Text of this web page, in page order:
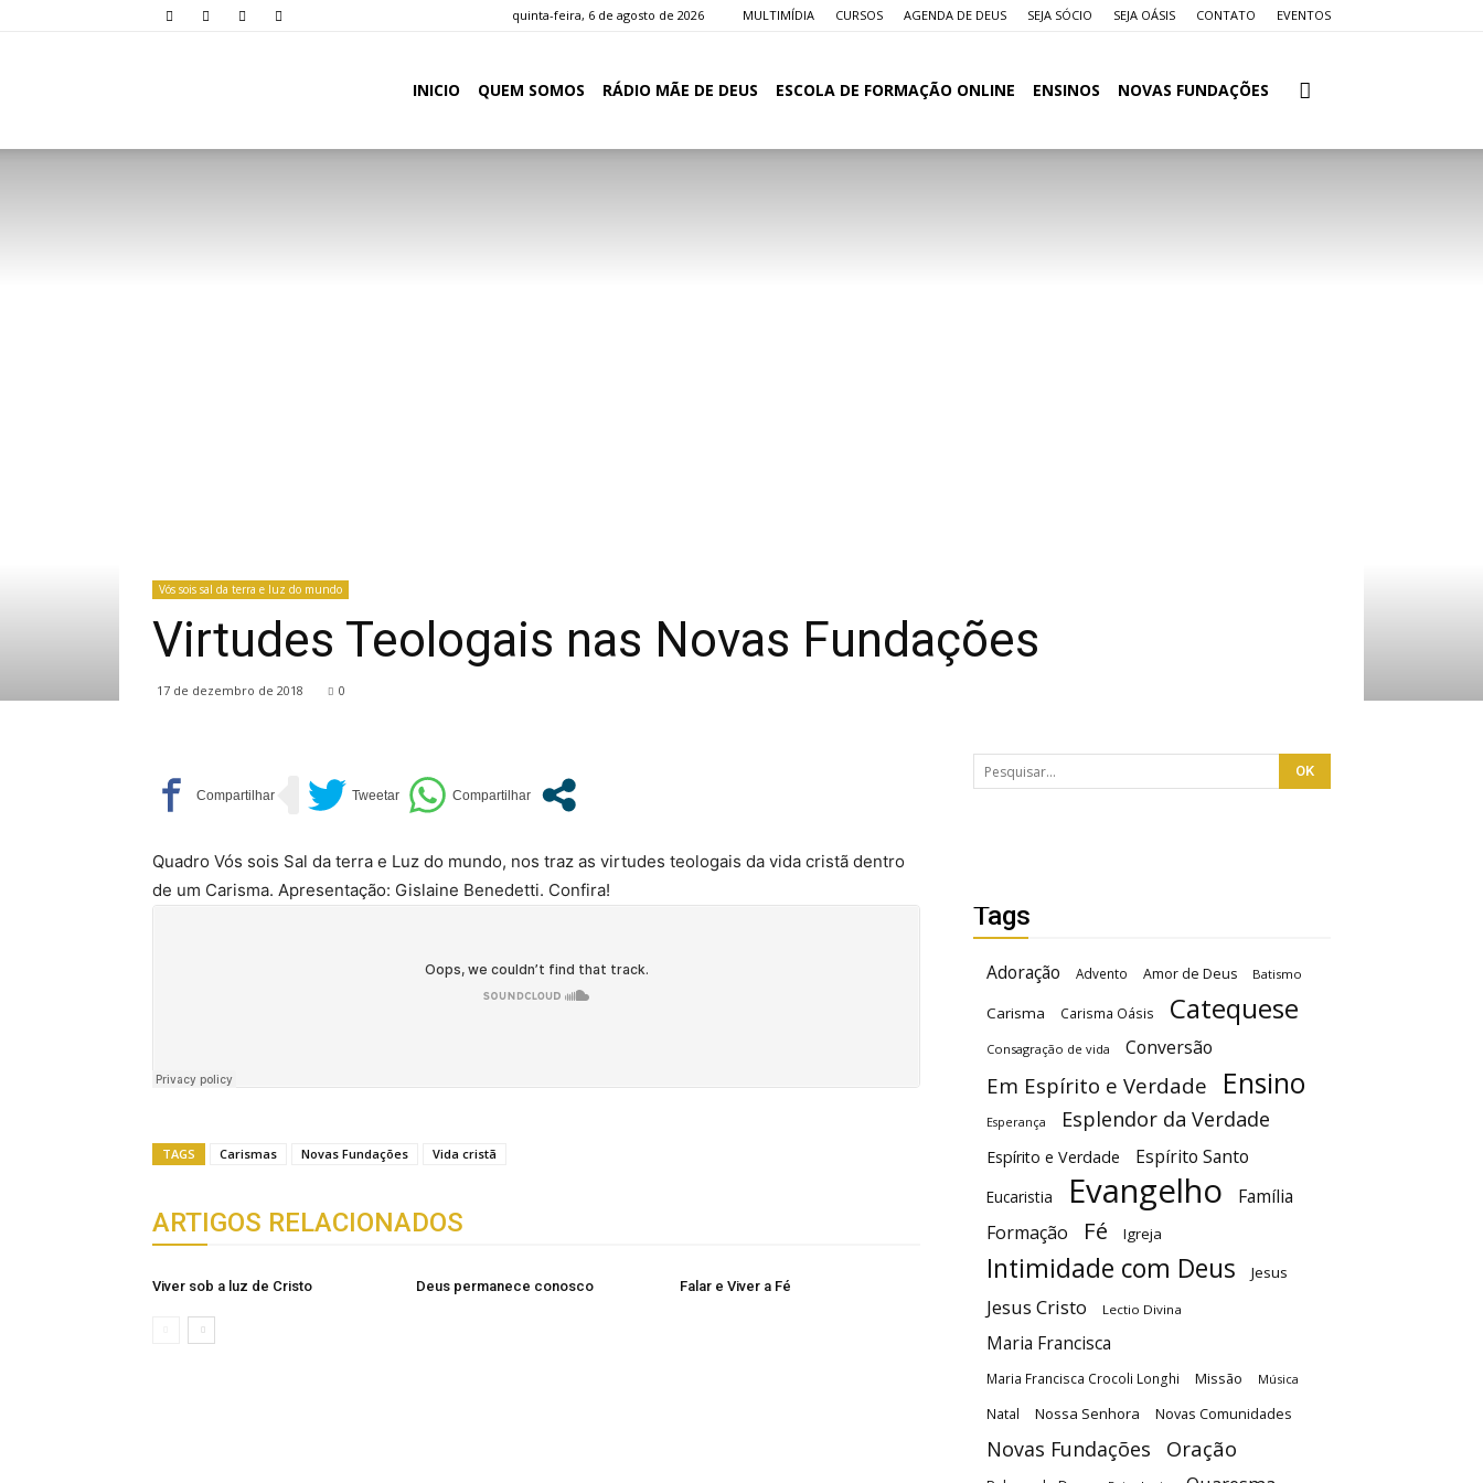
quinta-feira, 6 de agosto de 2026 MULTIMÍDIA CURSOS AGENDA DE DEUS SEJA SÓCIO SEJA OÁSIS CONTATO EVENTOS
INICIO QUEM SOMOS RÁDIO MÃE DE DEUS ESCOLA DE FORMAÇÃO ONLINE ENSINOS NOVAS FUNDAÇÕES
Vós sois sal da terra e luz do mundo
Virtudes Teologais nas Novas Fundações
17 de dezembro de 2018 0
Quadro Vós sois Sal da terra e Luz do mundo, nos traz as virtudes teologais da vida cristã dentro
de um Carisma. Apresentação: Gislaine Benedetti. Confira!
TAGS Carismas Novas Fundações Vida cristã
ARTIGOS RELACIONADOS
Viver sob a luz de Cristo Deus permanece conosco Falar e Viver a Fé
Tags
Adoração Advento Amor de Deus Batismo
Carisma Carisma Oásis Catequese
Consagração de vida Conversão
Em Espírito e Verdade Ensino
Esperança Esplendor da Verdade
Espírito e Verdade Espírito Santo
Eucaristia Evangelho
Família
Formação
Fé Igreja
Intimidade com Deus Jesus
Jesus Cristo Lectio Divina
Maria Francisca
Maria Francisca Crocoli Longhi Missão Música
Natal Nossa Senhora Novas Comunidades
Novas Fundações Oração